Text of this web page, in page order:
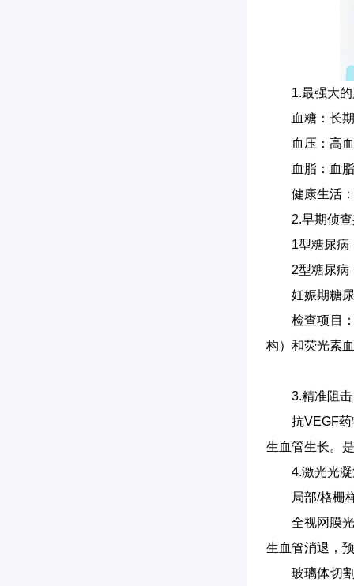
1.最强大
血糖：长
血压：高
血脂：血
健康生活
2.早期侦
1型糖尿病
2型糖尿病
妊娠期糖
检查项目
构）和荧光素
3.精准阻
抗VEGF
生血管生长。
4.激光光
局部/格栅
全视网膜
生血管消退，
玻璃体切